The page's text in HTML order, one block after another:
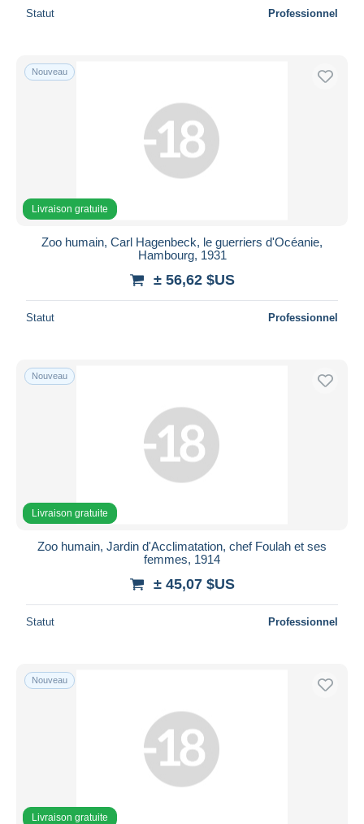
Statut Professionnel
Nouveau
Livraison gratuite
Zoo humain, Carl Hagenbeck, le guerriers d'Océanie,
Hambourg, 1931
± 56,62 $US
Statut Professionnel
Nouveau
Livraison gratuite
Zoo humain, Jardin d'Acclimatation, chef Foulah et ses
femmes, 1914
± 45,07 $US
Statut Professionnel
Nouveau
Livraison gratuite